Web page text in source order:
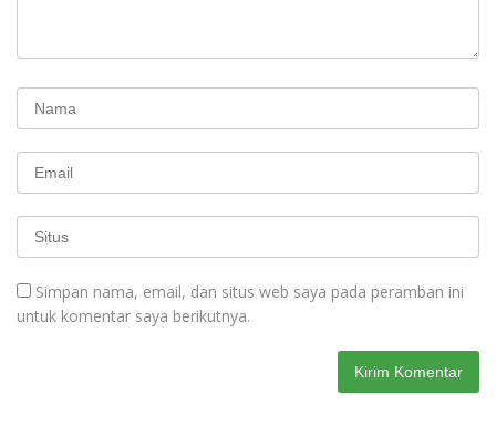
Simpan nama, email, dan situs web saya pada peramban ini
untuk komentar saya berikutnya.